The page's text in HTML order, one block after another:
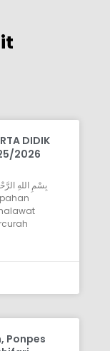
DIDIK
2026
بِسْمِ اللهِ
Ponpes